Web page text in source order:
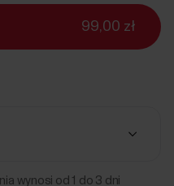
99,00 zł
wynosi od 1 do 3 dni